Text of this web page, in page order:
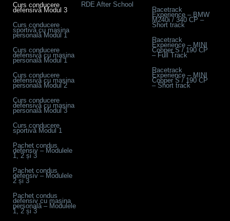
Curs conducere
defensivă Modul 3
Curs conducere
sportivă cu mașina
personală Modul 1
Curs conducere
defensivă cu mașina
personală Modul 1
Curs conducere
defensivă cu mașina
personală Modul 2
Curs conducere
defensivă cu mașina
personală Modul 3
Curs conducere
sportivă Modul 1
Pachet condus
defensiv – Modulele
1, 2 și 3
Pachet condus
defensiv – Modulele
2 și 3
Pachet condus
defensiv cu mașina
personală – Modulele
1, 2 și 3
RDE After School
Racetrack
Experience – BMW
M240i / 340 CP –
Short track
Racetrack
Experience – MINI
Cooper S / 190 CP
– Full Track
Racetrack
Experience – MINI
Cooper S / 190 CP
– Short track